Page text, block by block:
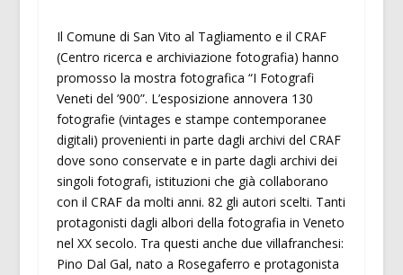
Il Comune di San Vito al Tagliamento e il CRAF
(Centro ricerca e archiviazione fotografia) hanno
promosso la mostra fotografica “I Fotografi
Veneti del ’900”. L’esposizione annovera 130
fotografie (vintages e stampe contemporanee
digitali) provenienti in parte dagli archivi del CRAF
dove sono conservate e in parte dagli archivi dei
singoli fotografi, istituzioni che già collaborano
con il CRAF da molti anni. 82 gli autori scelti. Tanti
protagonisti dagli albori della fotografia in Veneto
nel XX secolo. Tra questi anche due villafranchesi:
Pino Dal Gal, nato a Rosegaferro e protagonista